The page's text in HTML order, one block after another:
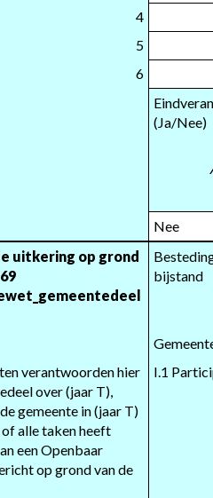
4
5
6
(Ja/Nee)
Nee
uitkering op grond
bijstand
verantwoorden hier
over (jaar T),
gemeente in (jaar T)
of alle taken heeft
een Openbaar
op grond van de
I.1